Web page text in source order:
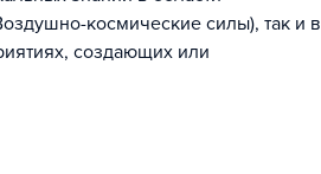
космические силы), так и в
создающих или